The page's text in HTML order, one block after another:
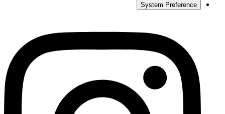
System Preference